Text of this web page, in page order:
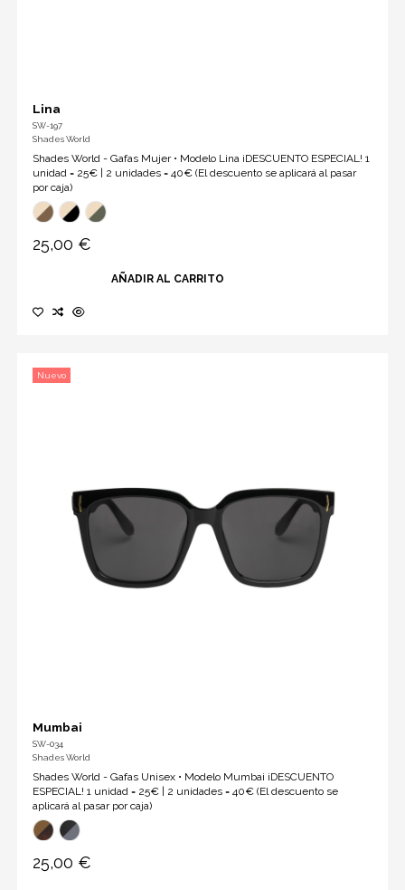
Lina
SW-197
Shades World
Shades World - Gafas Mujer • Modelo Lina ¡DESCUENTO ESPECIAL! 1
unidad = 25€ | 2 unidades = 40€ (El descuento se aplicará al pasar
por caja)
25,00 €
AÑADIR AL CARRITO
Nuevo
Mumbai
SW-034
Shades World
Shades World - Gafas Unisex • Modelo Mumbai ¡DESCUENTO
ESPECIAL! 1 unidad = 25€ | 2 unidades = 40€ (El descuento se
aplicará al pasar por caja)
25,00 €